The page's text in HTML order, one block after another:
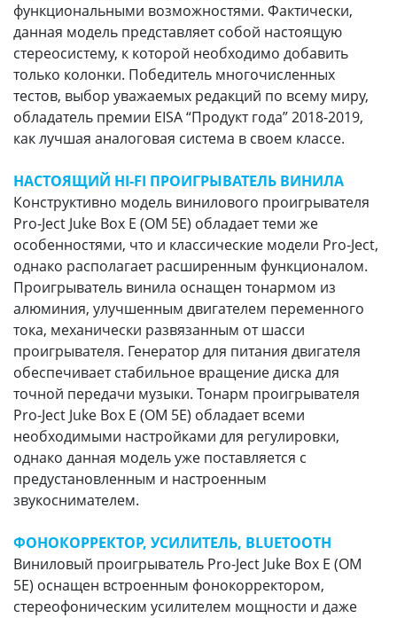
функциональными возможностями. Фактически,
данная модель представляет собой настоящую
стереосистему, к которой необходимо добавить
только колонки. Победитель многочисленных
тестов, выбор уважаемых редакций по всему миру,
обладатель премии EISA “Продукт года” 2018-2019,
как лучшая аналоговая система в своем классе.
НАСТОЯЩИЙ HI-FI ПРОИГРЫВАТЕЛЬ ВИНИЛА
Конструктивно модель винилового проигрывателя
Pro-Ject Juke Box E (OM 5E) обладает теми же
особенностями, что и классические модели Pro-Ject,
однако располагает расширенным функционалом.
Проигрыватель винила оснащен тонармом из
алюминия, улучшенным двигателем переменного
тока, механически развязанным от шасси
проигрывателя. Генератор для питания двигателя
обеспечивает стабильное вращение диска для
точной передачи музыки. Тонарм проигрывателя
Pro-Ject Juke Box E (OM 5E) обладает всеми
необходимыми настройками для регулировки,
однако данная модель уже поставляется с
предустановленным и настроенным
звукоснимателем.
ФОНОКОРРЕКТОР, УСИЛИТЕЛЬ, BLUETOOTH
Виниловый проигрыватель Pro-Ject Juke Box E (OM
5E) оснащен встроенным фонокорректором,
стереофоническим усилителем мощности и даже